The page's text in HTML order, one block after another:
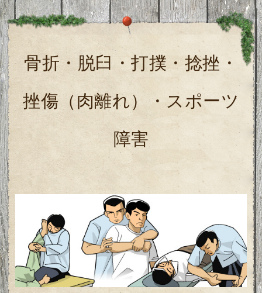
骨折・脱臼・打撲・捻挫・
挫傷（肉離れ）・スポーツ
障害